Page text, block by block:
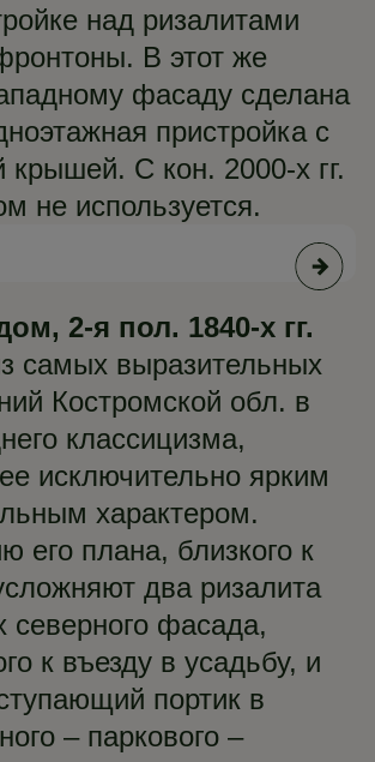
над ризалитами
В этот же
фасаду сделана
пристройка с
крышей. С кон. 2000-х гг.
не используется.
2-я пол. 1840-х гг.
самых выразительных
Костромской обл. в
классицизма,
исключительно ярким
характером.
его плана, близкого к
два ризалита
северного фасада,
к въезду в усадьбу, и
портик в
– паркового –